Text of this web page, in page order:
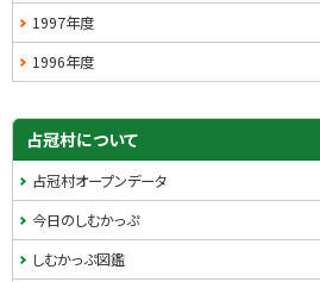
1997年度
1996年度
占冠村について
占冠村オープンデータ
今日のしむかっぷ
しむかっぷ図鑑